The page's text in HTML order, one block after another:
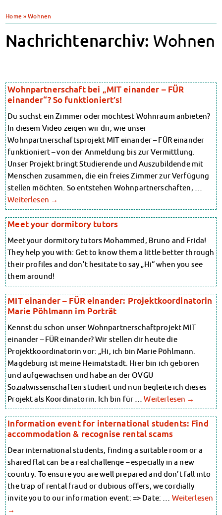
Mensa-FAQs
MensaFeedback
Wohnheime in Magdeburg
Wohnheime in Wernigerode
Wohnheimantrag & -service
MIT einander – FÜR einander
Wohnheimtutoren
Schadensmeldung
Wohnen-FAQ
Dokumente
AnsprechpartnerInnen
Soziales & Beratung
Sozialberatung
Finanzierungsberatung
Rückerstattung Semesterbeitrag
PsychoSoziale Beratung
Kursangebote
Anmeldung Sonderveranstaltungen
Chatberatung
FAQs Soziales & Beratung
Dokumente
AnsprechpartnerInnen
Kultur & Internationales
Beratung für Internationals
Wohnen für Internationals
IKUS und InterKultiTreff
Kulturförderung
KreativWorkshops
Magdeburger Studierendentage
Kinderbetreuung
Kita CampusKids
Voranmeldung KiTa-Platz
Randzeitenbetreuung
Anmeldung
JoGo – Studibar + Eventspace
Mensa-FAQs
Wohnen
Wohnheime im Überblick
Wohnheime in Magdeburg
Wohnheime in Wernigerode
Wohnheimantrag & -service
MIT einander – FÜR einander
Wohnheimtutoren
Schadensmeldung
Wohnen-FAQ
Dokumente
AnsprechpartnerInnen
Soziales & Beratung
Sozialberatung
Finanzierungsberatung
Rückerstattung Semesterbeitrag
PsychoSoziale Beratung
Kursangebote
Anmeldung Sonderveranstaltungen
Rechtsberatung
Chatberatung
FAQs Soziales & Beratung
Dokumente
AnsprechpartnerInnen
Kultur & Internationales
Beratung für Internationals
Wohnen für Internationals
IKUS und InterKultiTreff
Kulturförderung
KreativWorkshops
Magdeburger Studierendentage
AnsprechpartnerInnen
Kinderbetreuung
Kita CampusKids
Voranmeldung KiTa-Platz
Randzeitenbetreuung
Anmeldung
Nutzungsbedingungen
AnsprechpartnerInnen
Über uns
Home »Wohnen
Nachrichtenarchiv: Wohnen
Wohnpartnerschaft bei „MIT einander – FÜR
einander“? So funktioniert’s!
Du suchst ein Zimmer oder möchtest Wohnraum anbieten?
In diesem Video zeigen wir dir, wie unser
Wohnpartnerschaftsprojekt MIT einander – FÜR einander
funktioniert – von der Anmeldung bis zur Vermittlung.
Unser Projekt bringt Studierende und Auszubildende mit
Menschen zusammen, die ein freies Zimmer zur Verfügung
stellen möchten. So entstehen Wohnpartnerschaften, …
Weiterlesen →
Meet your dormitory tutors
Meet your dormitory tutors Mohammed, Bruno and Frida!
They help you with: Get to know them a little better through
their profiles and don’t hesitate to say „Hi“ when you see
them around!
MIT einander – FÜR einander: Projektkoordinatorin
Marie Pöhlmann im Porträt
Kennst du schon unser Wohnpartnerschaftprojekt MIT
einander – FÜR einander? Wir stellen dir heute die
Projektkoordinatorin vor: „Hi, ich bin Marie Pöhlmann.
Magdeburg ist meine Heimatstadt. Hier bin ich geboren
und aufgewachsen und habe an der OVGU
Sozialwissenschaften studiert und nun begleite ich dieses
Projekt als Koordinatorin. Ich bin für …Weiterlesen →
Information event for international students: Find
accommodation & recognise rental scams
Dear international students, finding a suitable room or a
shared flat can be a real challenge – especially in a new
country. To ensure you are well prepared and don’t fall into
the trap of rental fraud or dubious offers, we cordially
invite you to our information event: => Date: … Weiterlesen
→